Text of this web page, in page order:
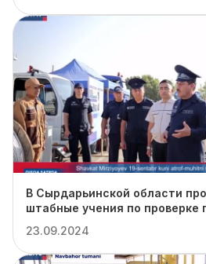
В Сырдарьинской области
штабные учения по проверке
отопительному сезону.
23.09.2024